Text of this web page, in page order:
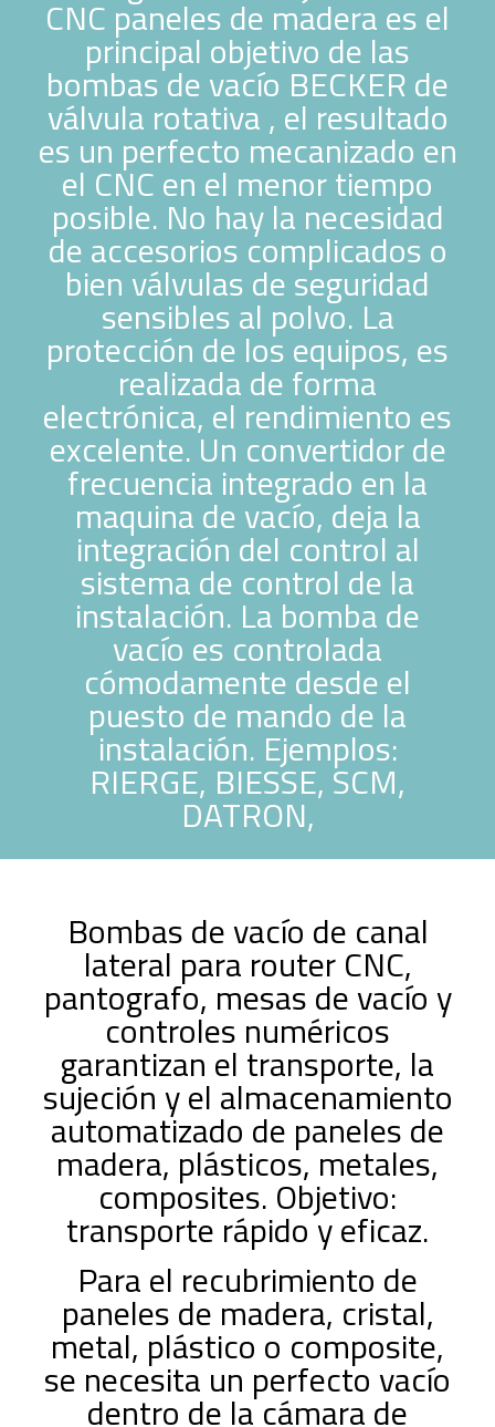
CNC paneles de madera es el
principal objetivo de las
bombas de vacío BECKER de
válvula rotativa , el resultado
es un perfecto mecanizado en
el CNC en el menor tiempo
posible. No hay la necesidad
de accesorios complicados o
bien válvulas de seguridad
sensibles al polvo. La
protección de los equipos, es
realizada de forma
electrónica, el rendimiento es
excelente. Un convertidor de
frecuencia integrado en la
maquina de vacío, deja la
integración del control al
sistema de control de la
instalación. La bomba de
vacío es controlada
cómodamente desde el
puesto de mando de la
instalación. Ejemplos:
RIERGE, BIESSE, SCM,
DATRON,
Bombas de vacío de canal
lateral para router CNC,
pantografo, mesas de vacío y
controles numéricos
garantizan el transporte, la
sujeción y el almacenamiento
automatizado de paneles de
madera, plásticos, metales,
composites. Objetivo:
transporte rápido y eficaz.
Para el recubrimiento de
paneles de madera, cristal,
metal, plástico o composite,
se necesita un perfecto vacío
dentro de la cámara de